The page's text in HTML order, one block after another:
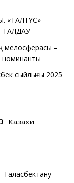
«ТАЛТҮС»
мелосферасы –
номинанты
сыйлығы 2025
Казахи
Таласбектану